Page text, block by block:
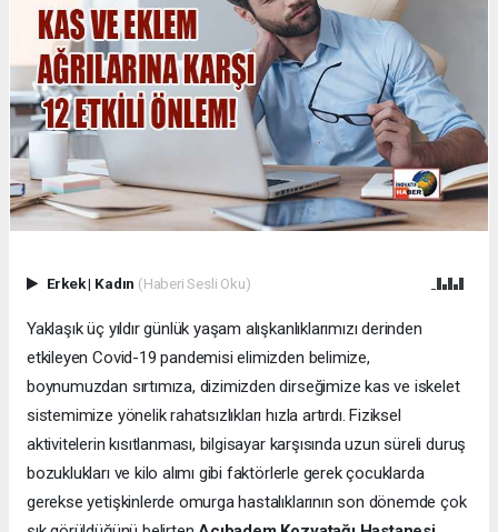
Erkek| Kadın (Haberi Sesli Oku)
Yaklaşık üç yıldır günlük yaşam alışkanlıklarımızı derinden
etkileyen Covid-19 pandemisi elimizden belimize,
boynumuzdan sırtımıza, dizimizden dirseğimize kas ve iskelet
sistemimize yönelik rahatsızlıkları hızla artırdı. Fiziksel
aktivitelerin kısıtlanması, bilgisayar karşısında uzun süreli duruş
bozuklukları ve kilo alımı gibi faktörlerle gerek çocuklarda
gerekse yetişkinlerde omurga hastalıklarının son dönemde çok